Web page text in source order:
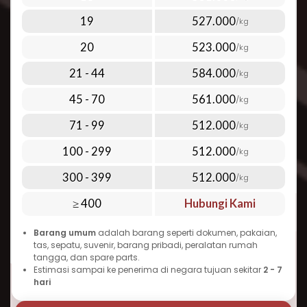
yang dipilih. Semakin banyak barang yang
per kilogramnya. Inilah yang menjadikan
Repack.id pilihan terbaik untuk cara kirim paket
dan kecepatan.
Waktu Pengiriman Paket ke Benin
yang Dapat Diandalkan
Salah satu pertanyaan umum seputar
waktu pengiriman paket ke Benin?” Berikut
Anda harapkan:
Pengiriman ekspres: 3-5 hari kerja
Pengiriman standar: 5-7 hari kerja
Keunggulan pengiriman udara adalah
19 527.000/kg
20 523.000/kg
21 - 44 584.000/kg
45 - 70 561.000/kg
71 - 99 512.000/kg
100 - 299 512.000/kg
300 - 399 512.000/kg
≥ 400 Hubungi Kami
Barang umum adalah barang seperti dokumen, pakaian,
tas, sepatu, suvenir, barang pribadi, peralatan rumah
tangga, dan spare parts.
Estimasi sampai ke penerima di negara tujuan sekitar 2 - 7
hari